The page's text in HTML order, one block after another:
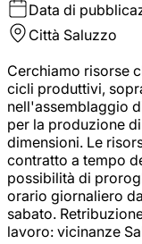
Data di
Città Saluzzo
Cerchiamo risorse
cicli produttivi,
nell'assemblaggio
per la produzione
dimensioni. Le
contratto a tempo
possibilità di
orario giornaliero
sabato.
lavoro: vicinanze